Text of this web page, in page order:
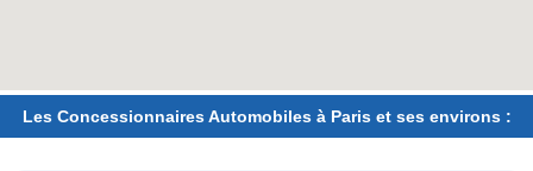
Les Concessionnaires Automobiles à Paris et ses environs :